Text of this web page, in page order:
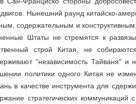
Нынешний раунд китайско-
содержательным и
Штаты не стремятся к
строй Китая, не
"независимость Тайваня" и
политики одного Китая не
в качестве инструмента для
стратегических коммуникаций